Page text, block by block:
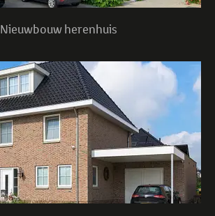
Nieuwbouw herenhuis